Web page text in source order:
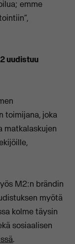
emme
uudistuu
toimijana, joka
matkalaskujen
M2:n brändin
myötä
kolme täysin
sosiaalisen
.